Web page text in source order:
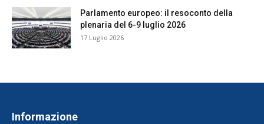
Parlamento europeo: il resoconto della
plenaria del 6-9 luglio 2026
17 Luglio 2026
Informazione